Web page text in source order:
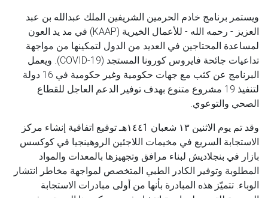
ويستمر برنامج خادم الحرمين الشريفين الملك عبدالله بن عبد
العزيز - رحمه الله - للأعمال الخيرية (KAAP) في مد يد العون
لمساعدة المحتاجين في العديد من الدول لتمكينها من مواجهة
تداعيات جائحة فايروس كورونا المستجد (COVID-19). ويعمل
البرنامج عن كثب مع جهات حكومية وغير حكومية في 16 دولة
لتنفيذ 19 مشروع متنوع بهدف توفير الدعم العاجل للقطاع
الصحي والتوعوي.
وقد تم يوم الاثنين ١٣ شعبان ١٤٤1هـ توقيع اتفاقية إنشاء مركز
الاستجابة السريع في مخيمات اللاجئين الروهينجيا في كوكسس
بازار في بنجلاديش لبناء مرافق وتجهيزها بالمعدات والمواد
المطلوبة وتوفير الكادر الطبي المتخصص لمواجهة مخاطر انتشار
الوباء. تتميّز هذه المبادرة بأنها من أولى مبادرات الاستجابة